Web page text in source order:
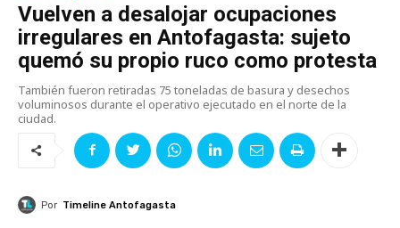
Vuelven a desalojar ocupaciones
irregulares en Antofagasta: sujeto
quemó su propio ruco como protesta
También fueron retiradas 75 toneladas de basura y desechos
voluminosos durante el operativo ejecutado en el norte de la
ciudad.
Por Timeline Antofagasta